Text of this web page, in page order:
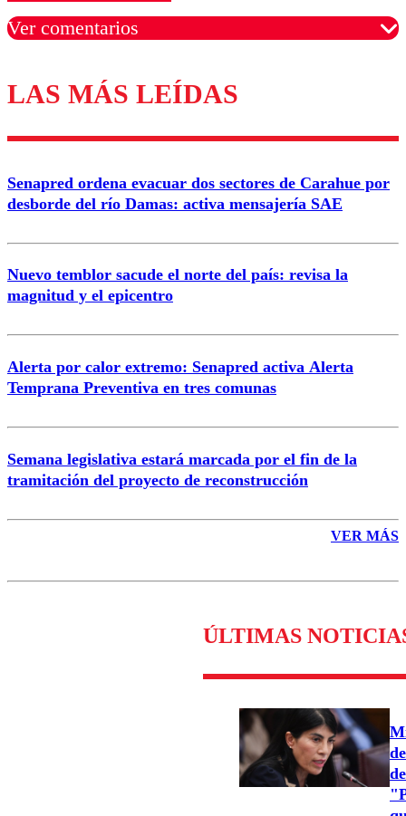
Ver comentarios
Los comentarios son moderados para garantizar un
diálogo respetuoso.
Correo
LAS MÁS LEÍDAS
Senapred ordena evacuar dos sectores de Carahue por
desborde del río Damas: activa mensajería SAE
Nuevo temblor sacude el norte del país: revisa la
magnitud y el epicentro
Alerta por calor extremo: Senapred activa Alerta
Temprana Preventiva en tres comunas
Semana legislativa estará marcada por el fin de la
tramitación del proyecto de reconstrucción
VER MÁS
ÚLTIMAS